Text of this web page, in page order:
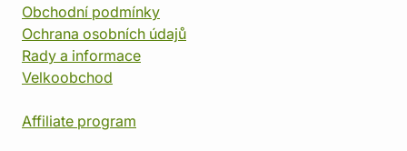
Obchodní podmínky
Ochrana osobních údajů
Rady a informace
Velkoobchod
Affiliate program